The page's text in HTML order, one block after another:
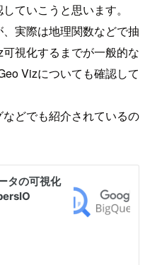
ていこうと思います。
実際は地理関数などで抽
視化するまでが一般的な
Vizについても確認して
どでも紹介されているの